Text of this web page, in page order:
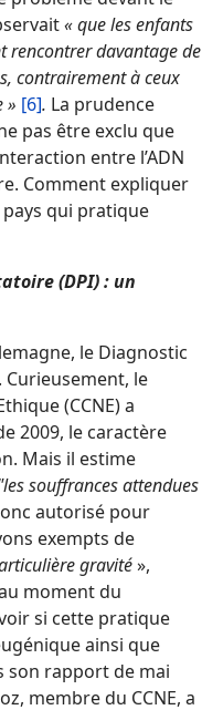
« que les enfants
rencontrer davantage de
contrairement à ceux
» [6]. La prudence
pas être exclu que
entre l’ADN
Comment expliquer
qui pratique
(DPI) : un
le Diagnostic
le
(CCNE) a
2009, le caractère
Mais il estime
souffrances attendues
autorisé pour
exempts de
gravité»,
moment du
si cette pratique
ainsi que
son rapport de mai
membre du CCNE, a